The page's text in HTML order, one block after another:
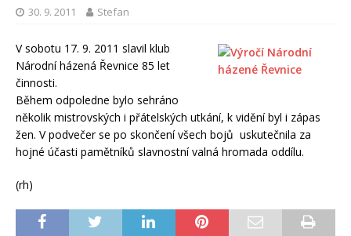
30. 9. 2011 Stefan
V sobotu 17. 9. 2011 slavil klub
Národní házená Řevnice 85 let
činnosti.
Během odpoledne bylo sehráno
několik mistrovských i přátelských utkání, k vidění byl i zápas
žen. V podvečer se po skončení všech bojů uskutečnila za
hojné účasti pamětníků slavnostní valná hromada oddílu.
(rh)